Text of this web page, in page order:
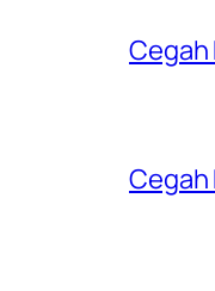
Cegah
Cegah